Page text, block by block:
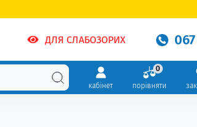
ДЛЯ СЛАБОЗОРИХ
кабінет порівняти
0